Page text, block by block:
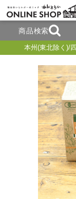
商品検索
本州(東北除く)/